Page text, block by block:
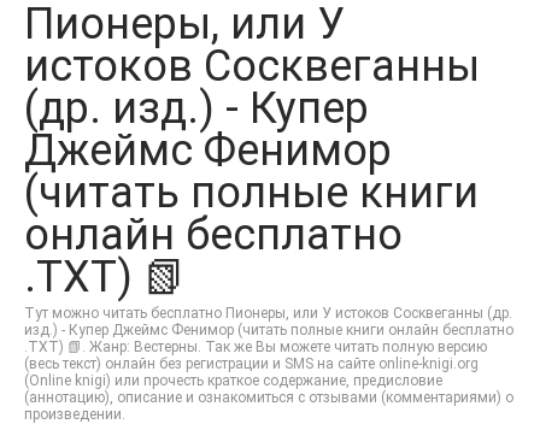
ЗАКЛАДКИ
Пионеры, или У
истоков Сосквеганны
(др. изд.) - Купер
Джеймс Фенимор
(читать полные книги
онлайн бесплатно
.TXT) 📗
Тут можно читать бесплатно Пионеры, или У истоков Сосквеганны (др.
изд.) - Купер Джеймс Фенимор (читать полные книги онлайн бесплатно
.TXT) 📗. Жанр: Вестерны. Так же Вы можете читать полную версию
(весь текст) онлайн без регистрации и SMS на сайте online-knigi.org
(Online knigi) или прочесть краткое содержание, предисловие
(аннотацию), описание и ознакомиться с отзывами (комментариями) о
произведении.